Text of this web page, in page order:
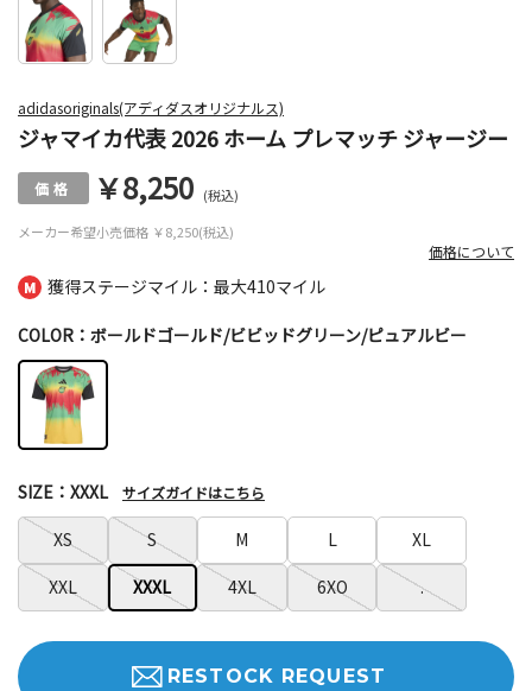
獲得ステージマイル：最大410マイル
adidasoriginals(アディダスオリジナルス)
ジャマイカ代表 2026 ホーム プレマッチ ジャージー
メーカー希望小売価格 ￥8,250(税込)
￥8,250 (税込)
価格について
COLOR：ボールドゴールド/ビビッドグリーン/ピュアルビー
XS S M L
XL
XXL
XXXL 4XL 6XO .
SIZE：XXXL サイズガイドはこちら
RESTOCK REQUEST